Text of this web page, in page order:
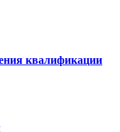
квалификации